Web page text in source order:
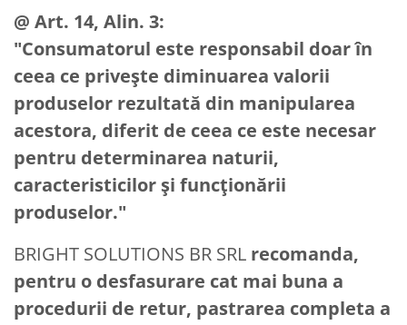
@ Art. 14, Alin. 3:
"Consumatorul este responsabil doar în
ceea ce priveşte diminuarea valorii
produselor rezultată din manipularea
acestora, diferit de ceea ce este necesar
pentru determinarea naturii,
caracteristicilor şi funcţionării
produselor."
BRIGHT SOLUTIONS BR SRL recomanda,
pentru o desfasurare cat mai buna a
procedurii de retur, pastrarea completa a